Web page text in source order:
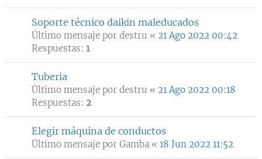
Soporte técnico daikin maleducados
Último mensaje por destru « 21 Ago 2022 00:42
Respuestas: 1
Tuberia
Último mensaje por destru « 21 Ago 2022 00:18
Respuestas: 2
Elegir máquina de conductos
Último mensaje por Gamba « 18 Jun 2022 11:52